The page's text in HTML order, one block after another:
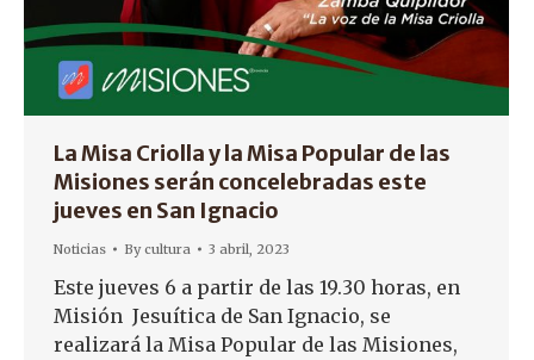
La Misa Criolla y la Misa Popular de las
Misiones serán concelebradas este
jueves en San Ignacio
Noticias Bycultura 3 abril, 2023
Este jueves 6 a partir de las 19.30 horas, en
Misión Jesuítica de San Ignacio, se
realizará la Misa Popular de las Misiones,